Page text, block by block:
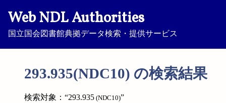
Web NDL Authorities
国立国会図書館典拠データ検索・提供サービス
293.935(NDC10) の検索結果
検索対象：“293.935 (NDC10)”